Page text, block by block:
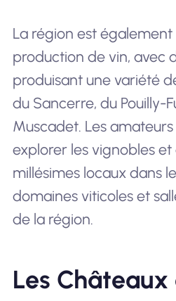
La région est
production de vin, avec
produisant une variété
du Sancerre, du Pouilly-
Muscadet. Les
explorer les vignobles
millésimes locaux dans
domaines viticoles et
de la région.
Les